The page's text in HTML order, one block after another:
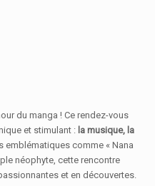
du manga ! Ce rendez-vous
et stimulant : la musique, la
emblématiques comme « Nana
néophyte, cette rencontre
et en découvertes.